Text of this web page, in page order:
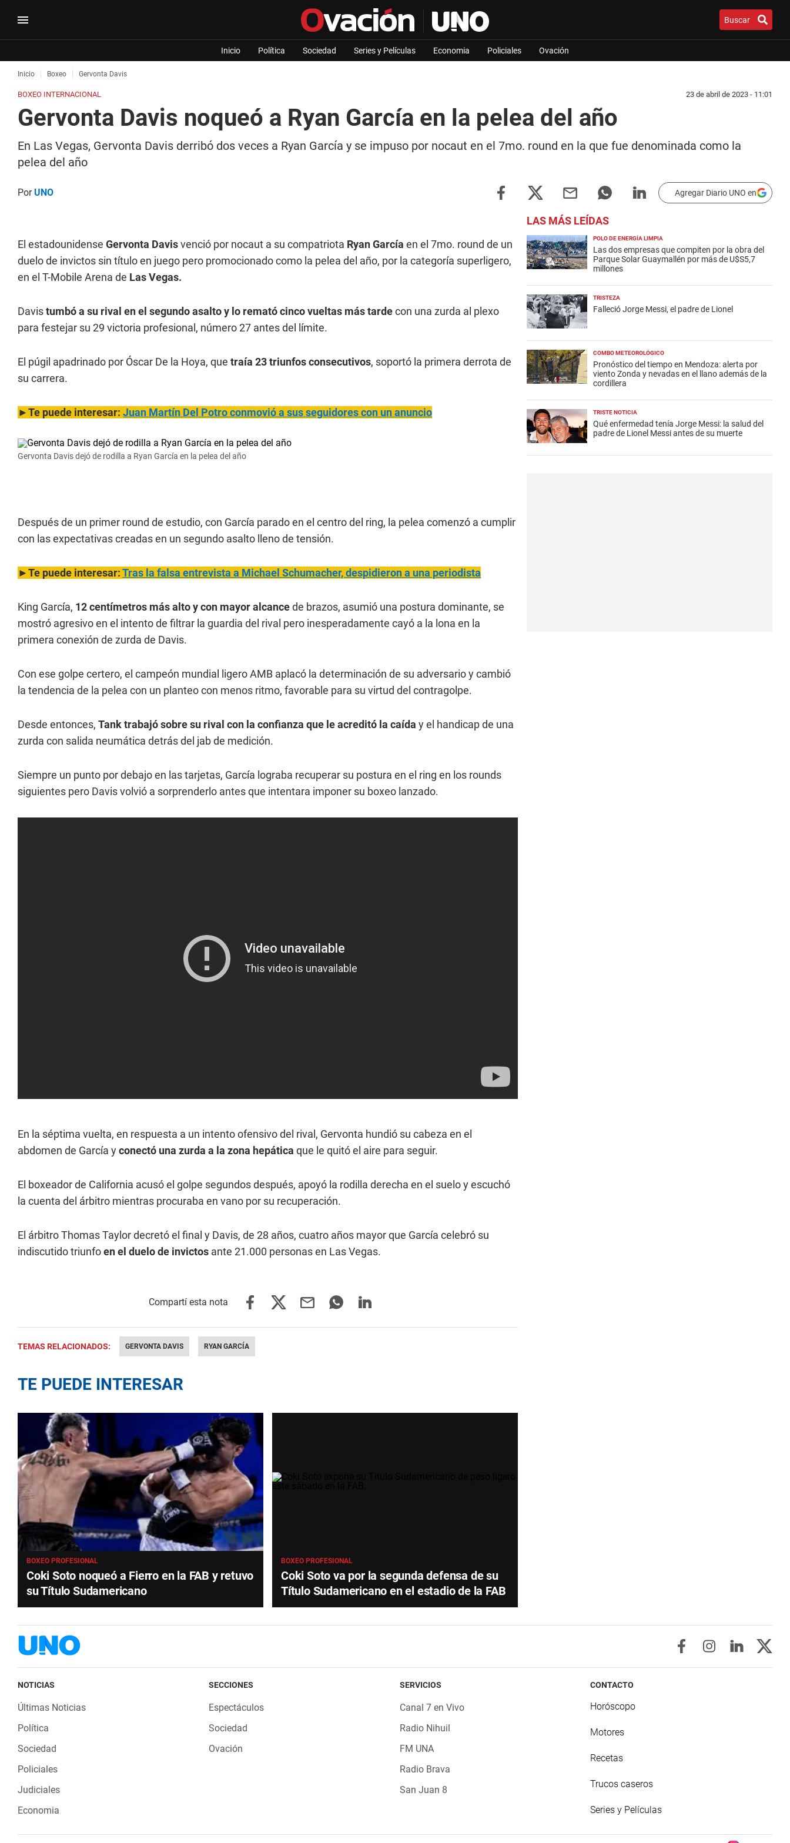
Buscar
Inicio Política Sociedad Series y Películas Economia Policiales Ovación
Inicio Boxeo Gervonta Davis
BOXEO INTERNACIONAL 23 de abril de 2023 - 11:01
Gervonta Davis noqueó a Ryan García en la pelea del año
En Las Vegas, Gervonta Davis derribó dos veces a Ryan García y se impuso por nocaut en el 7mo. round en la que fue denominada como la
pelea del año
PorUNO Agregar Diario UNO en
El estadounidense Gervonta Davisvenció por nocaut a su compatriota Ryan García en el 7mo. round de un
duelo de invictos sin título en juego pero promocionado como la pelea del año, por la categoría superligero,
en el T-Mobile Arena de Las Vegas.
Davistumbó a su rival en el segundo asalto y lo remató cinco vueltas más tardecon una zurda al plexo
para festejar su 29 victoria profesional, número 27 antes del límite.
El púgil apadrinado por Óscar De la Hoya, que traía 23 triunfos consecutivos, soportó la primera derrota de
su carrera.
►Te puede interesar: Juan Martín Del Potro conmovió a sus seguidores con un anuncio
Gervonta Davis dejó de rodilla a Ryan García en la pelea del año
Después de un primer round de estudio, con García parado en el centro del ring, la pelea comenzó a cumplir
con las expectativas creadas en un segundo asalto lleno de tensión.
►Te puede interesar:Tras la falsa entrevista a Michael Schumacher, despidieron a una periodista
King García, 12 centímetros más alto y con mayor alcancede brazos, asumió una postura dominante, se
mostró agresivo en el intento de filtrar la guardia del rival pero inesperadamente cayó a la lona en la
primera conexión de zurda de Davis.
Con ese golpe certero, el campeón mundial ligero AMB aplacó la determinación de su adversario y cambió
la tendencia de la pelea con un planteo con menos ritmo, favorable para su virtud del contragolpe.
Desde entonces, Tank trabajó sobre su rival con la confianza que le acreditó la caída y el handicap de una
zurda con salida neumática detrás del jab de medición.
Siempre un punto por debajo en las tarjetas, García lograba recuperar su postura en el ring en los rounds
siguientes pero Davis volvió a sorprenderlo antes que intentara imponer su boxeo lanzado.
En la séptima vuelta, en respuesta a un intento ofensivo del rival, Gervonta hundió su cabeza en el
abdomen de García yconectó una zurda a la zona hepática que le quitó el aire para seguir.
El boxeador de California acusó el golpe segundos después, apoyó la rodilla derecha en el suelo y escuchó
la cuenta del árbitro mientras procuraba en vano por su recuperación.
El árbitro Thomas Taylor decretó el final y Davis, de 28 años, cuatro años mayor que García celebró su
indiscutido triunfoen el duelo de invictos ante 21.000 personas en Las Vegas.
TEMAS RELACIONADOS: GERVONTA DAVIS RYAN GARCÍA
LAS MÁS LEÍDAS
POLO DE ENERGÍA LIMPIA
Las dos empresas que compiten por la obra del
Parque Solar Guaymallén por más de U$S5,7
millones
TRISTEZA
Falleció Jorge Messi, el padre de Lionel
COMBO METEOROLÓGICO
Pronóstico del tiempo en Mendoza: alerta por
viento Zonda y nevadas en el llano además de la
cordillera
TRISTE NOTICIA
Qué enfermedad tenía Jorge Messi: la salud del
padre de Lionel Messi antes de su muerte
TE PUEDE INTERESAR
BOXEO PROFESIONAL
Coki Soto noqueó a Fierro en la FAB y retuvo
su Título Sudamericano
BOXEO PROFESIONAL
Coki Soto va por la segunda defensa de su
Título Sudamericano en el estadio de la FAB
NOTICIAS
Últimas Noticias
Política
Sociedad
Policiales
Judiciales
Economia
SECCIONES
Espectáculos
Sociedad
Ovación
SERVICIOS
Canal 7 en Vivo
Radio Nihuil
FM UNA
Radio Brava
San Juan 8
CONTACTO
Horóscopo
Motores
Recetas
Trucos caseros
Series y Películas